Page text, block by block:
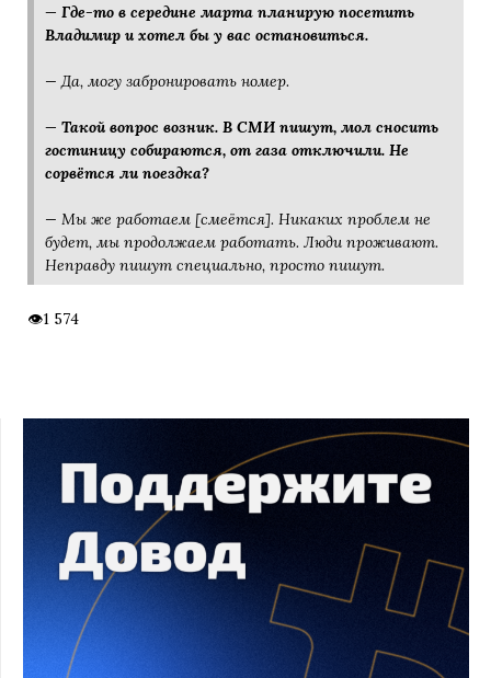
— Где-то в середине марта планирую посетить
Владимир и хотел бы у вас остановиться.
— Да, могу забронировать номер.
— Такой вопрос возник. В СМИ пишут, мол сносить
гостиницу собираются, от газа отключили. Не
сорвётся ли поездка?
— Мы же работаем [смеётся]. Никаких проблем не
будет, мы продолжаем работать. Люди проживают.
Неправду пишут специально, просто пишут.
1 574